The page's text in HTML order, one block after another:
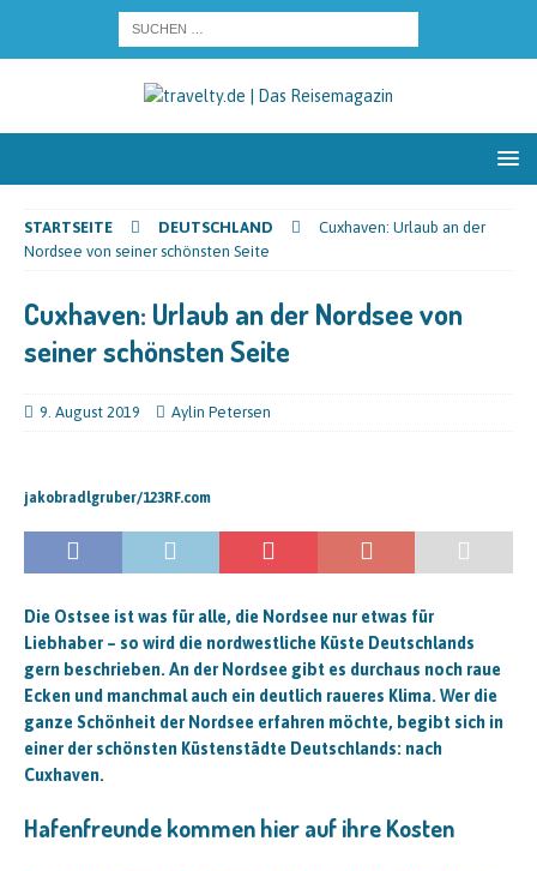
STARTSEITE DEUTSCHLAND
Cuxhaven: Urlaub an der
Nordsee von seiner schönsten Seite
Cuxhaven: Urlaub an der Nordsee von
seiner schönsten Seite
9. August 2019 Aylin Petersen
jakobradlgruber/123RF.com
Die Ostsee ist was für alle, die Nordsee nur etwas für
Liebhaber – so wird die nordwestliche Küste Deutschlands
gern beschrieben. An der Nordsee gibt es durchaus noch raue
Ecken und manchmal auch ein deutlich raueres Klima. Wer die
ganze Schönheit der Nordsee erfahren möchte, begibt sich in
einer der schönsten Küstenstädte Deutschlands: nach
Cuxhaven.
Hafenfreunde kommen hier auf ihre Kosten